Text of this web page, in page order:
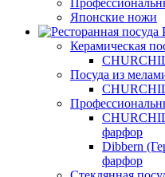
Японские ножи
Керамическая
Посуда из
фарфор
Dibbern
фарфор